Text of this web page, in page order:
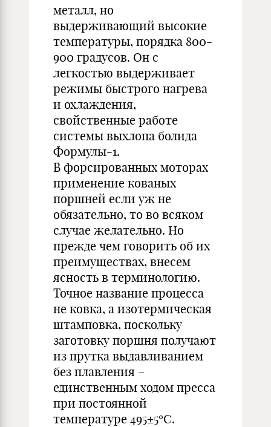
металл, но
выдерживающий высокие
температуры, порядка 800-
900 градусов. Он с
легкостью выдерживает
режимы быстрого нагрева
и охлаждения,
свойственные работе
системы выхлопа болида
Формулы-1.
В форсированных моторах
применение кованых
поршней если уж не
обязательно, то во всяком
случае желательно. Но
прежде чем говорить об их
преимуществах, внесем
ясность в терминологию.
Точное название процесса
не ковка, а изотермическая
штамповка, поскольку
заготовку поршня получают
из прутка выдавливанием
без плавления –
единственным ходом пресса
при постоянной
температуре 495±5°С.